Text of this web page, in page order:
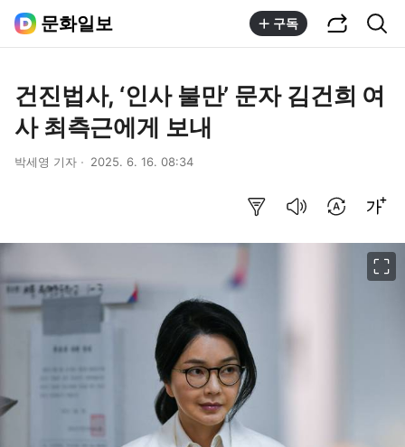
문화일보 구독
건진법사, ‘인사 불만’ 문자 김건희 여
사 최측근에게 보내
박세영 기자 2025. 6. 16. 08:34